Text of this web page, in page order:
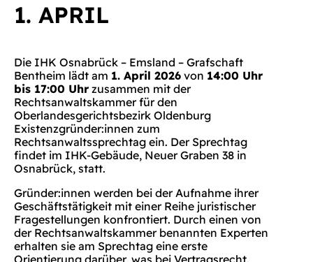
1. APRIL
Die IHK Osnabrück – Emsland – Grafschaft
Bentheim lädt am 1. April 2026 von 14:00 Uhr
bis 17:00 Uhr zusammen mit der
Rechtsanwaltskammer für den
Oberlandesgerichtsbezirk Oldenburg
Existenzgründer:innen zum
Rechtsanwaltssprechtag ein. Der Sprechtag
findet im IHK-Gebäude, Neuer Graben 38 in
Osnabrück, statt.
Gründer:innen werden bei der Aufnahme ihrer
Geschäftstätigkeit mit einer Reihe juristischer
Fragestellungen konfrontiert. Durch einen von
der Rechtsanwaltskammer benannten Experten
erhalten sie am Sprechtag eine erste
Orientierung darüber, was bei Vertragsrecht,